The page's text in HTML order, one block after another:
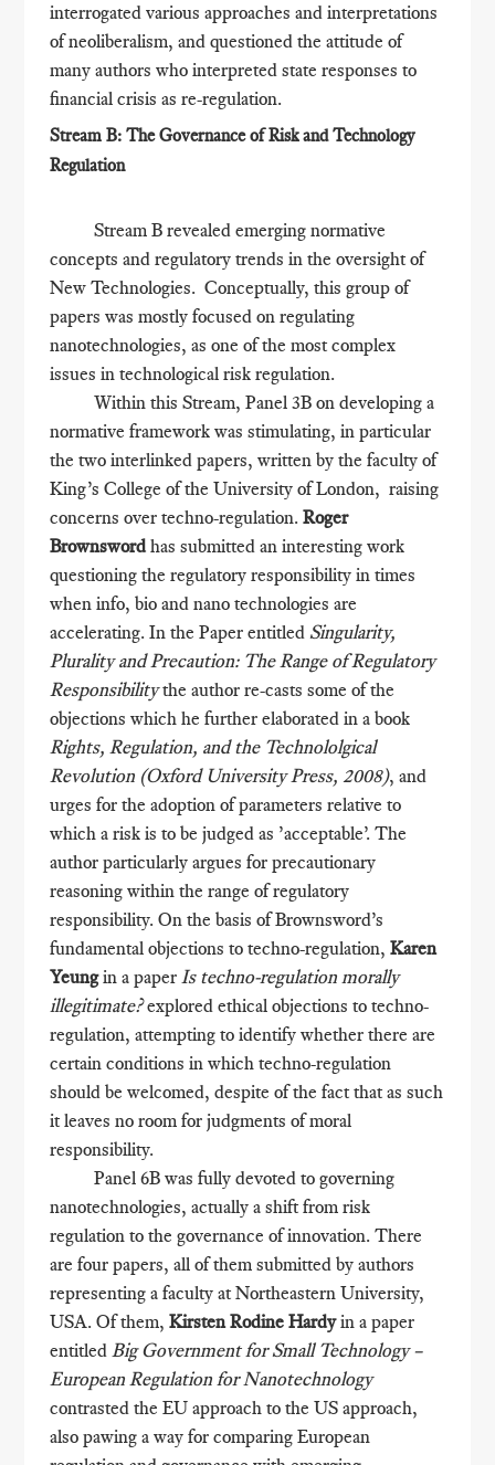
interrogated various approaches and interpretations
of neoliberalism, and questioned the attitude of
many authors who interpreted state responses to
financial crisis as re-regulation.
Stream B: The Governance of Risk and Technology
Regulation
Stream B revealed emerging normative
concepts and regulatory trends in the oversight of
New Technologies. Conceptually, this group of
papers was mostly focused on regulating
nanotechnologies, as one of the most complex
issues in technological risk regulation.
Within this Stream, Panel 3B on developing a
normative framework was stimulating, in particular
the two interlinked papers, written by the faculty of
King’s College of the University of London, raising
concerns over techno-regulation.Roger
Brownsword has submitted an interesting work
questioning the regulatory responsibility in times
when info, bio and nano technologies are
accelerating. In the Paper entitledSingularity,
Plurality and Precaution: The Range of Regulatory
Responsibilitythe author re-casts some of the
objections which he further elaborated in a book
Rights, Regulation, and the Technololgical
Revolution (Oxford University Press, 2008), and
urges for the adoption of parameters relative to
which a risk is to be judged as ’acceptable’. The
author particularly argues for precautionary
reasoning within the range of regulatory
responsibility. On the basis of Brownsword’s
fundamental objections to techno-regulation,Karen
Yeungin a paperIs techno-regulation morally
illegitimate?explored ethical objections to techno-
regulation, attempting to identify whether there are
certain conditions in which techno-regulation
should be welcomed, despite of the fact that as such
it leaves no room for judgments of moral
responsibility.
Panel 6B was fully devoted to governing
nanotechnologies, actually a shift from risk
regulation to the governance of innovation. There
are four papers, all of them submitted by authors
representing a faculty at Northeastern University,
USA. Of them,Kirsten Rodine Hardyin a paper
entitledBig Government for Small Technology –
European Regulation for Nanotechnology
contrasted the EU approach to the US approach,
also pawing a way for comparing European